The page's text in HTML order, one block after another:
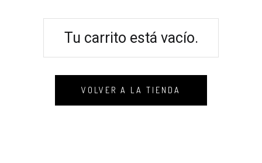
Tu carrito está vacío.
VOLVER A LA TIENDA